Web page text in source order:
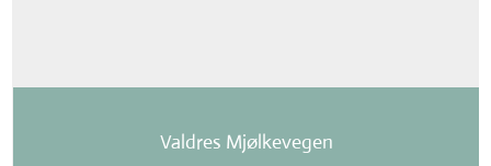
Valdres Mjølkevegen